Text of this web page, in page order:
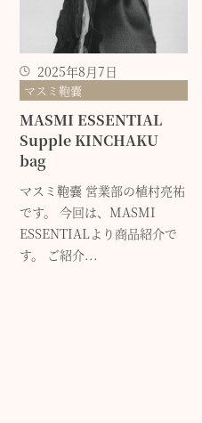
2025年8月7日
マスミ鞄嚢
MASMI ESSENTIAL
Supple KINCHAKU
bag
マスミ鞄嚢 営業部の植村亮祐
です。 今回は、MASMI
ESSENTIALより商品紹介で
す。 ご紹介...